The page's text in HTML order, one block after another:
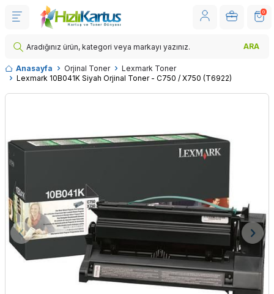
ARA
0
Anasayfa Orjinal Toner
Lexmark Toner
Lexmark 10B041K Siyah Orjinal Toner - C750 / X750 (T6922)